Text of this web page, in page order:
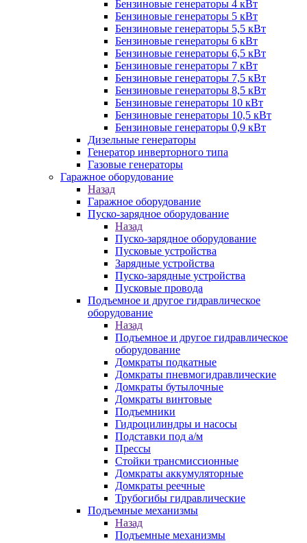
Бензиновые генераторы 4 кВт
Бензиновые генераторы 5 кВт
Бензиновые генераторы 5,5 кВт
Бензиновые генераторы 6 кВт
Бензиновые генераторы 6,5 кВт
Бензиновые генераторы 7 кВт
Бензиновые генераторы 7,5 кВт
Бензиновые генераторы 8,5 кВт
Бензиновые генераторы 10 кВт
Бензиновые генераторы 10,5 кВт
Бензиновые генераторы 0,9 кВт
Дизельные генераторы
Генератор инверторного типа
Газовые генераторы
Гаражное оборудование
Назад
Гаражное оборудование
Пуско-зарядное оборудование
Назад
Пуско-зарядное оборудование
Пусковые устройства
Зарядные устройства
Пуско-зарядные устройства
Пусковые провода
Подъемное и другое гидравлическое
оборудование
Назад
Подъемное и другое гидравлическое
оборудование
Домкраты подкатные
Домкраты пневмогидравлические
Домкраты бутылочные
Домкраты винтовые
Подъемники
Гидроцилиндры и насосы
Подставки под а/м
Прессы
Стойки трансмиссионные
Домкраты аккумуляторные
Домкраты реечные
Трубогибы гидравлические
Подъемные механизмы
Назад
Подъемные механизмы